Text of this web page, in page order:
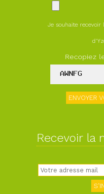
Je souhaite recevoir
Recopiez
Recevoir la